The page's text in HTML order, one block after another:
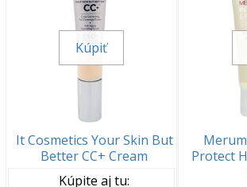
Kúpiť
It Cosmetics Your Skin But
Better CC+ Cream
Kúpite aj tu:
Protect